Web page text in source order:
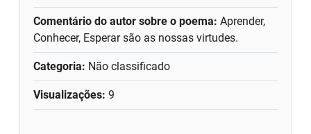
Comentário do autor sobre o poema:Aprender,
Conhecer, Esperar são as nossas virtudes.
Categoria: Não classificado
Visualizações: 9